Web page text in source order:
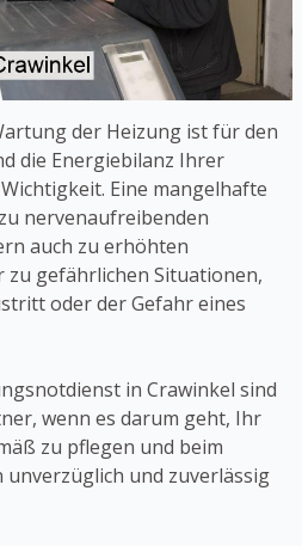
der Heizung ist für den
die Energiebilanz Ihrer
Eine mangelhafte
nervenaufreibenden
auch zu erhöhten
zu gefährlichen Situationen,
oder der Gefahr eines
in Crawinkel sind
wenn es darum geht, Ihr
zu pflegen und beim
und zuverlässig